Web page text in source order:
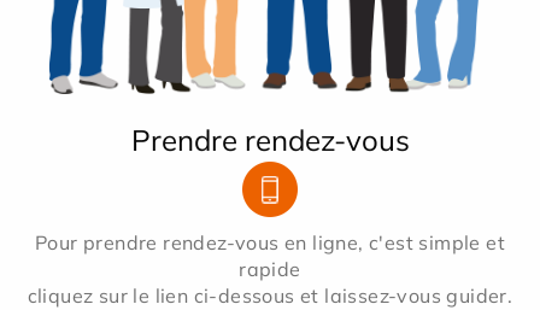
Prendre rendez-vous
Pour prendre rendez-vous en ligne, c'est simple et
rapide
cliquez sur le lien ci-dessous et laissez-vous guider.